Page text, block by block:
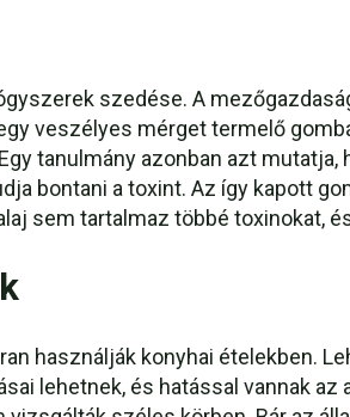
szedése. A
veszélyes mérget termelő
tanulmány azonban azt
bontani a toxint. Az így kapott
sem tartalmaz többé toxinokat,
használják konyhai ételekben.
lehetnek, és hatással vannak